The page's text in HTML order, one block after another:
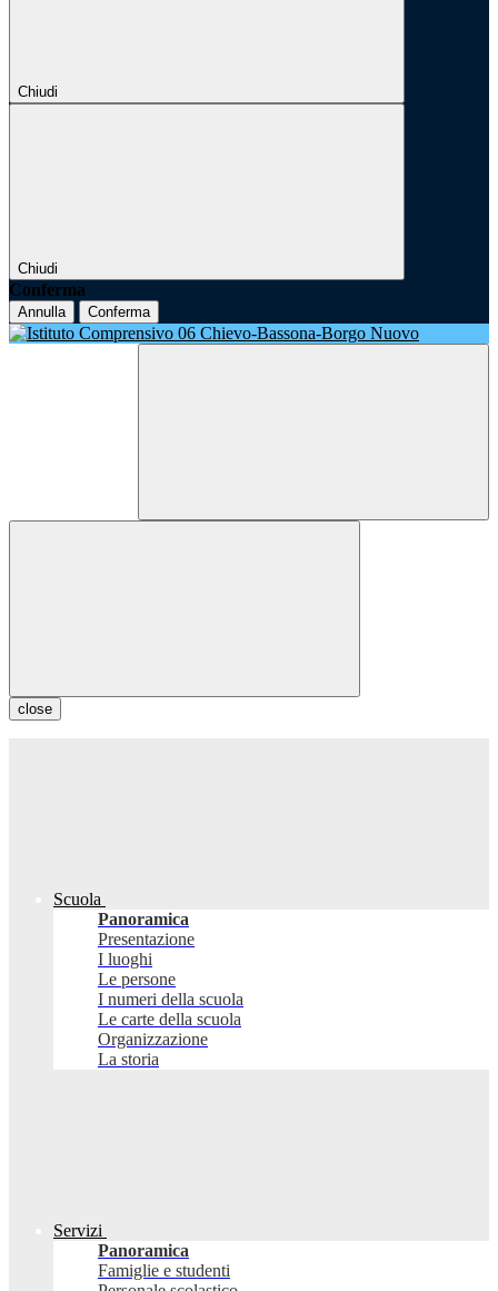
Chiudi
Chiudi
Conferma
Annulla Conferma
close
Scuola
Panoramica
Presentazione
I luoghi
Le persone
I numeri della scuola
Le carte della scuola
Organizzazione
La storia
Servizi
Panoramica
Famiglie e studenti